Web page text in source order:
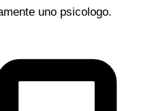
uno psicologo.